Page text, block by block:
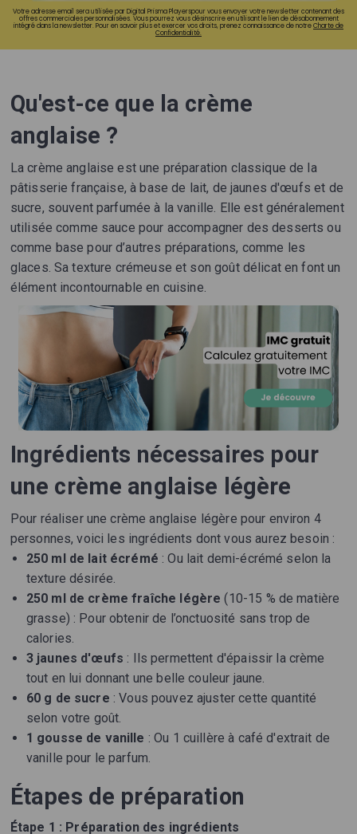
Votre adresse email sera utilisée par Digital Prisma Playerspour vous envoyer votre newsletter contenant des
offres commerciales personnalisées. Vous pourrez vous désinscrire en utilisant le lien de désabonnement
intégré dans la newsletter. Pour en savoir plus et exercer vos droits, prenez connaissance de notreCharte de
Confidentialité.
Qu'est-ce que la crème
anglaise ?
La crème anglaise est une préparation classique de la
pâtisserie française, à base de lait, de jaunes d'œufs et de
sucre, souvent parfumée à la vanille. Elle est généralement
utilisée comme sauce pour accompagner des desserts ou
comme base pour d’autres préparations, comme les
glaces. Sa texture crémeuse et son goût délicat en font un
élément incontournable en cuisine.
Ingrédients nécessaires pour
une crème anglaise légère
Pour réaliser une crème anglaise légère pour environ 4
personnes, voici les ingrédients dont vous aurez besoin :
250 ml de lait écrémé : Ou lait demi-écrémé selon la
texture désirée.
250 ml de crème fraîche légère (10-15 % de matière
grasse) : Pour obtenir de l’onctuosité sans trop de
calories.
3 jaunes d'œufs : Ils permettent d'épaissir la crème
tout en lui donnant une belle couleur jaune.
60 g de sucre : Vous pouvez ajuster cette quantité
selon votre goût.
1 gousse de vanille : Ou 1 cuillère à café d'extrait de
vanille pour le parfum.
Étapes de préparation
Étape 1 : Préparation des ingrédients